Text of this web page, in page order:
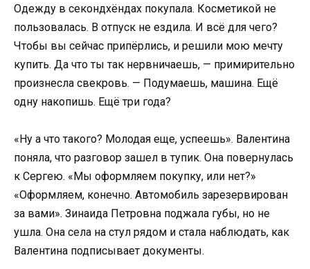
Одежду в секондхёндах покупала. Косметикой не
пользовалась. В отпуск не ездила. И всё для чего?
Чтобы вы сейчас припёрлись, и решили мою мечту
купить. Да что ты так нервничаешь, — примирительно
произнесла свекровь. — Подумаешь, машина. Ещё
одну накопишь. Ещё три года?
«Ну а что такого? Молодая еще, успеешь». Валентина
поняла, что разговор зашел в тупик. Она повернулась
к Сергею. «Мы оформляем покупку, или нет?»
«Оформляем, конечно. Автомобиль зарезервирован
за вами». Зинаида Петровна поджала губы, но не
ушла. Она села на стул рядом и стала наблюдать, как
Валентина подписывает документы.